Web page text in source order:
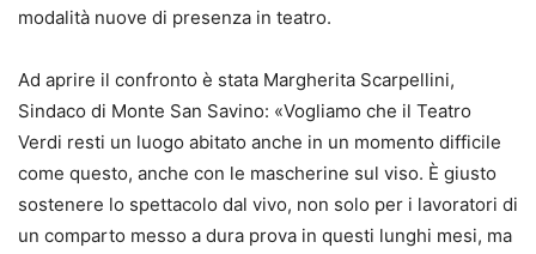
modalità nuove di presenza in teatro.
Ad aprire il confronto è stata Margherita Scarpellini,
Sindaco di Monte San Savino: «Vogliamo che il Teatro
Verdi resti un luogo abitato anche in un momento difficile
come questo, anche con le mascherine sul viso. È giusto
sostenere lo spettacolo dal vivo, non solo per i lavoratori di
un comparto messo a dura prova in questi lunghi mesi, ma